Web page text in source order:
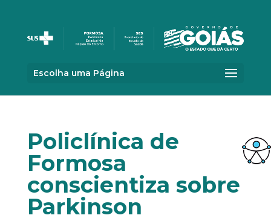
Escolha uma Página
Policlínica de
Formosa
conscientiza sobre
Parkinson